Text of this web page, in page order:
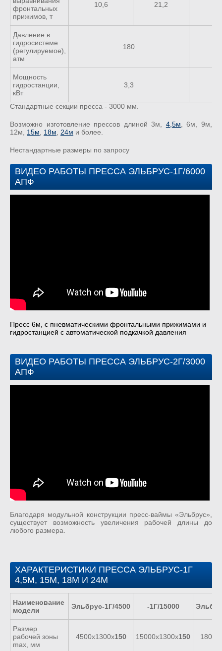
фронтальных
прижимов, т
10,6 21,2
Давление в
гидросистеме
(регулируемое),
атм
180
Мощность
гидростанции,
кВт
3,3
Стандартные секции пресса - 3000 мм.
Возможно изготовление прессов длиной 3м, 4,5м , 6м, 9м,
12м, 15м 18м 24м и более.
Нестандартные размеры по запросу
ВИДЕО РАБОТЫ ПРЕССА ЭЛЬБРУС-1Г/6000
АПФ
Пресс 6м, с пневматическими фронтальными прижимами и
гидростанцией с автоматической подкачкой давления
ВИДЕО РАБОТЫ ПРЕССА ЭЛЬБРУС-2Г/3000
АПФ
Благодаря модульной конструкции пресс-ваймы «Эльбрус»,
существует возможность увеличения рабочей длины до
любого размера.
ХАРАКТЕРИСТИКИ ПРЕССА ЭЛЬБРУС-1Г
4,5М, 15М, 18М И 24М
Наименование
модели
Эльбрус-1Г/4500 -1Г/15000
Размер
рабочей зоны
max, мм
4500х1300х150 15000х1300х150